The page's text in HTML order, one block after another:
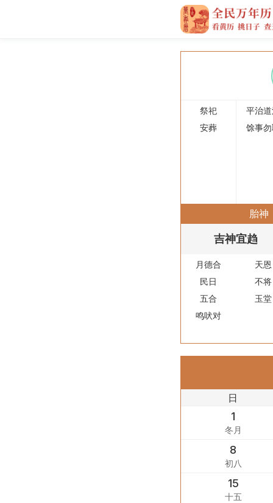
祭祀
平治
安葬
馀事
胎神
吉神宜趋
月德合
天恩
民日
不将
五合
玉堂
鸣吠对
日
1
冬月
8
初八
15
十五